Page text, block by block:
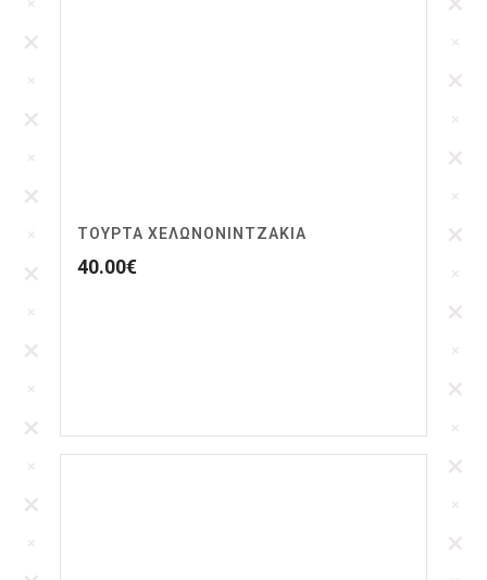
ΤΟΥΡΤΑ ΧΕΛΩΝΟΝΙΝΤΖΑΚΙΑ
40.00€